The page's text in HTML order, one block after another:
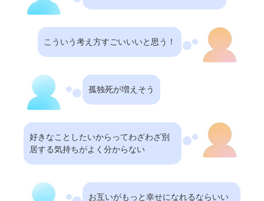
こういう考え方すごいいいと思う！
孤独死が増えそう
好きなことしたいからってわざわざ別
居する気持ちがよく分からない
お互いがもっと幸せになれるならいい